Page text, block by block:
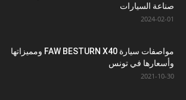
صناعة السيارات
2024-02-01
مواصفات سيارة FAW BESTURN X40 ومميزاتها
وأسعارها في تونس
2021-10-30